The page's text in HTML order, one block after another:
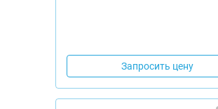
Запросить цену